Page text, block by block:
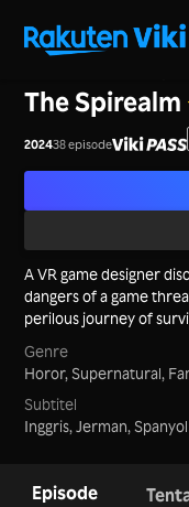
The Spirealm
202438 episode
A VR game designer
dangers of a game
perilous journey of
Genre
Horor,Supernatural,
Subtitel
Inggris, Jerman,
Episode